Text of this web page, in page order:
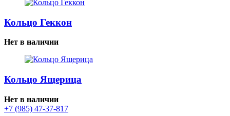
Кольцо Геккон
Нет в наличии
Кольцо Ящерица
Нет в наличии
+7 (985) 47-37-817